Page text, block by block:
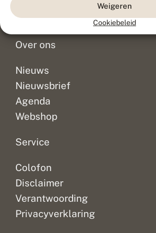
Weigeren
Cookiebeleid
Doneer
Over ons
Nieuws
Nieuwsbrief
Agenda
Webshop
Service
Colofon
Disclaimer
Verantwoording
Privacyverklaring